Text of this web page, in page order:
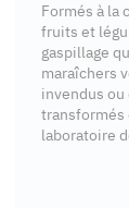
Formés à la
fruits et
gaspillage
maraîchers
invendus
transformés
laboratoire